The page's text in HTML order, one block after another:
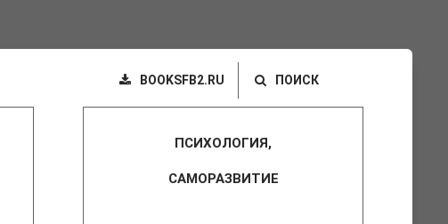
BOOKSFB2.RU ПОИСК
ПСИХОЛОГИЯ,
САМОРАЗВИТИЕ